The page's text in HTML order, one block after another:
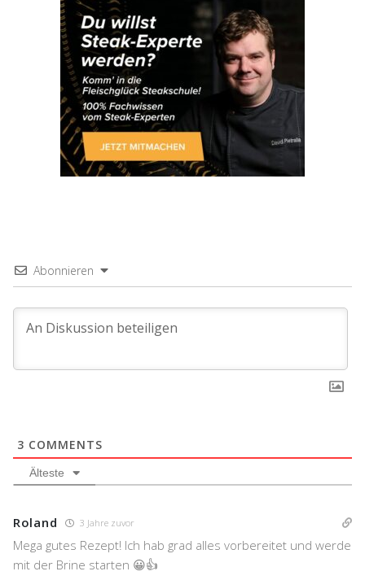
Abonnieren
3 COMMENTS
Älteste
Roland 3 Jahre zuvor
Mega gutes Rezept! Ich hab grad alles vorbereitet und werde
mit der Brine starten 😀👍